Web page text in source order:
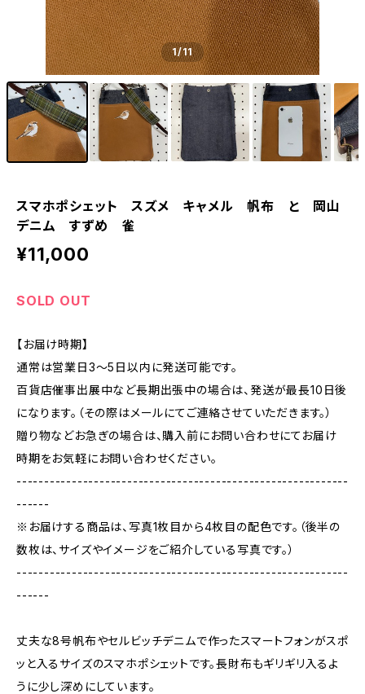
1/11
スマホポシェット スズメ キャメル 帆布 と 岡山
デニム すずめ 雀
¥11,000
SOLD OUT
【お届け時期】
通常は営業日3〜5日以内に発送可能です。
百貨店催事出展中など長期出張中の場合は、発送が最長10日後
になります。（その際はメールにてご連絡させていただきます。）
贈り物などお急ぎの場合は、購入前にお問い合わせにてお届け
時期をお気軽にお問い合わせください。
------------------------------------------------------------
------
※お届けする商品は、写真1枚目から4枚目の配色です。（後半の
数枚は、サイズやイメージをご紹介している写真です。）
------------------------------------------------------------
------
丈夫な8号帆布やセルビッチデニムで作ったスマートフォンがスポ
ッと入るサイズのスマホポシェットです。長財布もギリギリ入るよ
うに少し深めにしています。